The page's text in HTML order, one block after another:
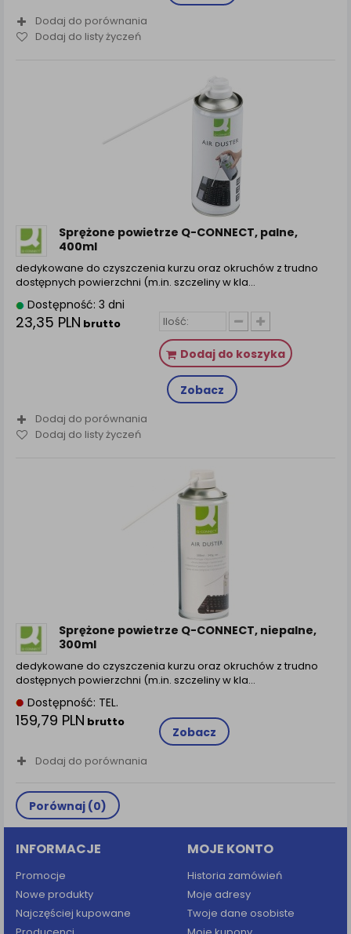
Dodaj do porównania
Dodaj do listy życzeń
Sprężone powietrze Q-CONNECT, palne,
400ml
dedykowane do czyszczenia kurzu oraz okruchów z trudno
dostępnych powierzchni (m.in. szczeliny w kla...
Dostępność: 3 dni
23,35 PLN brutto
Dodaj do koszyka
Zobacz
Dodaj do porównania
Dodaj do listy życzeń
Sprężone powietrze Q-CONNECT, niepalne,
300ml
dedykowane do czyszczenia kurzu oraz okruchów z trudno
dostępnych powierzchni (m.in. szczeliny w kla...
Dostępność: TEL.
159,79 PLN brutto
Zobacz
Dodaj do porównania
Porównaj (0)
INFORMACJE
Promocje
Nowe produkty
Najczęściej kupowane
MOJE KONTO
Historia zamówień
Moje adresy
Twoje dane osobiste